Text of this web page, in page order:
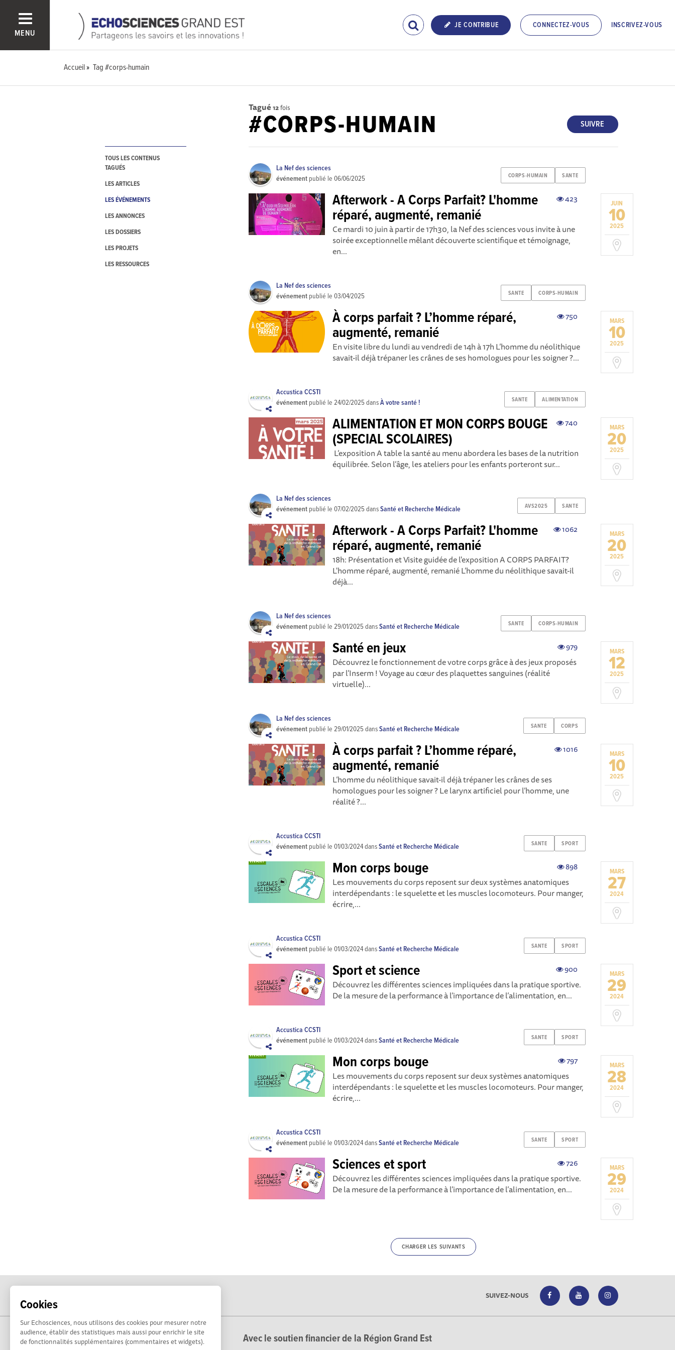
Cookies
Sur Echosciences, nous utilisons des cookies pour mesurer notre
audience, établir des statistiques mais aussi pour enrichir le site
de fonctionnalités supplémentaires (commentaires et widgets).
MENU
JE CONTRIBUE CONNECTEZ-VOUS INSCRIVEZ-VOUS
Accueil Tag #corps-humain
TOUS LES CONTENUS
TAGUÉS
LES ARTICLES
LES ÉVÉNEMENTS
LES ANNONCES
LES DOSSIERS
LES PROJETS
LES RESSOURCES
Tagué 12fois
SUIVRE
#CORPS-HUMAIN
CORPS-HUMAIN SANTE
La Nef des sciences
événement publié le06/06/2025
JUIN
10
2025
423
Afterwork - A Corps Parfait? L'homme
réparé, augmenté, remanié
Ce mardi 10 juin à partir de 17h30, la Nef des sciences vous invite à une
soirée exceptionnelle mêlant découverte scientifique et témoignage,
en...
SANTE CORPS-HUMAIN
La Nef des sciences
événement publié le03/04/2025
MARS
10
2025
750
À corps parfait ? L’homme réparé,
augmenté, remanié
En visite libre du lundi au vendredi de 14h à 17h L’homme du néolithique
savait-il déjà trépaner les crânes de ses homologues pour les soigner ?...
SANTE ALIMENTATION
Accustica CCSTI
événement publié le24/02/2025dansÀ votre santé !
MARS
20
2025
740
ALIMENTATION ET MON CORPS BOUGE
(SPECIAL SCOLAIRES)
L’exposition A table la santé au menu abordera les bases de la nutrition
équilibrée. Selon l’âge, les ateliers pour les enfants porteront sur...
AVS2025 SANTE
La Nef des sciences
événement publié le07/02/2025dansSanté et Recherche Médicale
MARS
20
2025
1062
Afterwork - A Corps Parfait? L'homme
réparé, augmenté, remanié
18h: Présentation et Visite guidée de l'exposition A CORPS PARFAIT?
L'homme réparé, augmenté, remanié L’homme du néolithique savait-il
déjà...
SANTE CORPS-HUMAIN
La Nef des sciences
événement publié le29/01/2025dansSanté et Recherche Médicale
MARS
12
2025
979
Santé en jeux
Découvrez le fonctionnement de votre corps grâce à des jeux proposés
par l’Inserm ! Voyage au cœur des plaquettes sanguines (réalité
virtuelle)...
SANTE CORPS
La Nef des sciences
événement publié le29/01/2025dansSanté et Recherche Médicale
MARS
10
2025
1016
À corps parfait ? L’homme réparé,
augmenté, remanié
L’homme du néolithique savait-il déjà trépaner les crânes de ses
homologues pour les soigner ? Le larynx artificiel pour l’homme, une
réalité ?...
SANTE SPORT
Accustica CCSTI
événement publié le01/03/2024dansSanté et Recherche Médicale
MARS
27
2024
898
Mon corps bouge
Les mouvements du corps reposent sur deux systèmes anatomiques
interdépendants : le squelette et les muscles locomoteurs. Pour manger,
écrire,...
SANTE SPORT
Accustica CCSTI
événement publié le01/03/2024dansSanté et Recherche Médicale
MARS
29
2024
900
Sport et science
Découvrez les différentes sciences impliquées dans la pratique sportive.
De la mesure de la performance à l’importance de l’alimentation, en...
SANTE SPORT
Accustica CCSTI
événement publié le01/03/2024dansSanté et Recherche Médicale
MARS
28
2024
797
Mon corps bouge
Les mouvements du corps reposent sur deux systèmes anatomiques
interdépendants : le squelette et les muscles locomoteurs. Pour manger,
écrire,...
SANTE SPORT
Accustica CCSTI
événement publié le01/03/2024dansSanté et Recherche Médicale
MARS
29
2024
726
Sciences et sport
Découvrez les différentes sciences impliquées dans la pratique sportive.
De la mesure de la performance à l’importance de l’alimentation, en...
CHARGER LES SUIVANTS
SUIVEZ-NOUS
Avec le soutien financier de la Région Grand Est